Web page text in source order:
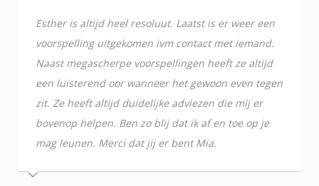
Esther is altijd heel resoluut. Laatst is er weer een
voorspelling uitgekomen ivm contact met iemand.
Naast megascherpe voorspellingen heeft ze altijd
een luisterend oor wanneer het gewoon even tegen
zit. Ze heeft altijd duidelijke adviezen die mij er
bovenop helpen. Ben zo blij dat ik af en toe op je
mag leunen. Merci dat jij er bent Mia.